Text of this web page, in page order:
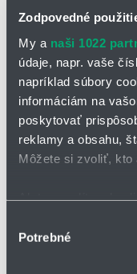
Zodpovedné
My a naši 1022
údaje, napr. vaše
napríklad súbory
informáciám na
poskytovať
reklamy a obsahu,
Môžete si zvoliť, kto
polohe s
súhlasu
Potrebné
OPÝTAŤ SA /
Na stiahnutie
Katalógový list -
Katalógový list -
Katalógový list -
Guľôčkové